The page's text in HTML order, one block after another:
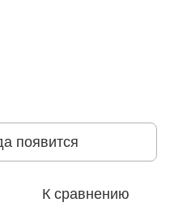
появится
К сравнению